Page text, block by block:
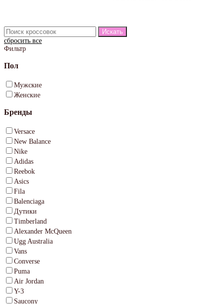
сбросить все
Фильтр
Пол
Мужские
Женские
Бренды
Versace
New Balance
Nike
Adidas
Reebok
Asics
Fila
Balenciaga
Дутики
Timberland
Alexander McQueen
Ugg Australia
Vans
Converse
Puma
Air Jordan
Y-3
Saucony